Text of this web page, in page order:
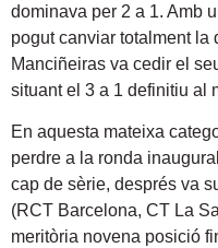
dominava per 2 a 1. Amb
pogut canviar totalment la
Manciñeiras va cedir el
situant el 3 a 1 definitiu al
En aquesta mateixa
perdre a la ronda
cap de sèrie, després va
(RCT Barcelona, CT La
meritòria novena posició